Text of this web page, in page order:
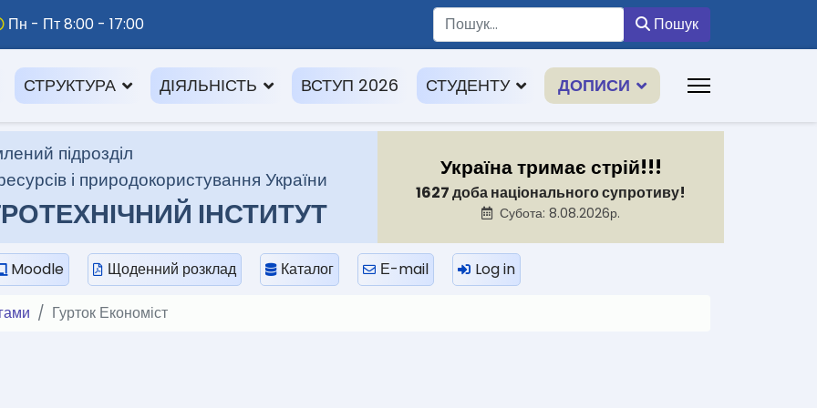
Пн - Пт 8:00 - 17:00 Пошук
СТРУКТУРА ДІЯЛЬНІСТЬ ВСТУП 2026 СТУДЕНТУ ДОПИСИ
підрозділ
і природокористування України
ІНСТИТУТ
Україна тримає стрій!!!
1627 доба національного супротиву!
Субота: 8.08.2026р.
Moodle Щоденний розклад Каталог Е-mail Log in
Гурток Економіст